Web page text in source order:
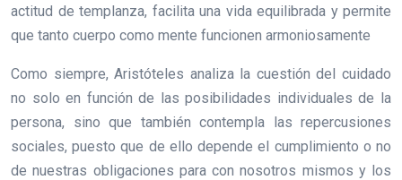
actitud de templanza, facilita una vida equilibrada y permite
que tanto cuerpo como mente funcionen armoniosamente
Como siempre, Aristóteles analiza la cuestión del cuidado
no solo en función de las posibilidades individuales de la
persona, sino que también contempla las repercusiones
sociales, puesto que de ello depende el cumplimiento o no
de nuestras obligaciones para con nosotros mismos y los